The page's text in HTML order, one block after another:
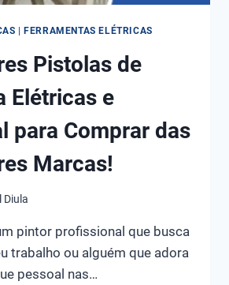
|FERRAMENTAS ELÉTRICAS
Pistolas de
Elétricas e
para Comprar das
Marcas!
Diula
pintor profissional que busca
trabalho ou alguém que adora
pessoal nas…